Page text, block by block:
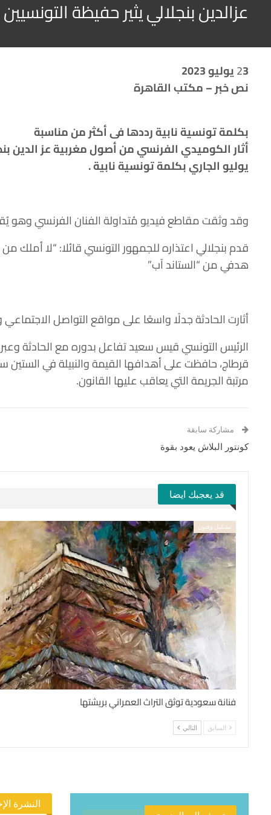
عزالدين بنجلالي يثير حفيظة
23 يوليو 2023
نص خبر – مكتب القاهرة
بكلمة تونسية نابية رددها فى أكثر من مناسبة
يوليو الجاري بكلمة تونسية نابية .
وقد وثقت مقاطع فيديو مُتداولة الفنان الفرنسي وهو
قدم بنجلالي اعتذاره للجمهور التونسي قائلا: “لا
هدفي من “الستاند آب”
أثارت الحادثة جدلًا واسعًا على مواقع التواصل
الرئيس التونسي قيس سعيد تفاعل بدوره مع الحادثة
قرطاج، حافظت على أهدافها القيمة والنبيلة في الستين
مرتبة الجريمة التي يعاقب عليها القانون.
مشاركة سابقة
كونتور البلاش يعود بقوة
قد يعجبك ايضا
تشكيل وفنون
فنانة سعودية توثق التراث العمراني بريشتها
السابق التالي
النشرة